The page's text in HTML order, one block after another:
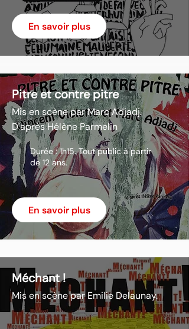
En savoir plus
Pitre et contre pitre
Mis en scène par Marc Adjadj.
D'après Hélène Parmelin
Durée : 1h15. Tout public à partir
de 12 ans.
En savoir plus
Méchant !
Mis en scène par Emilie Delaunay.